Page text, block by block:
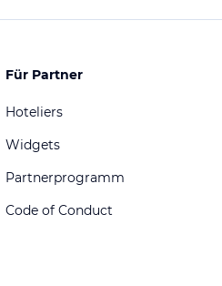
Für Partner
Hoteliers
Widgets
Partnerprogramm
Code of Conduct